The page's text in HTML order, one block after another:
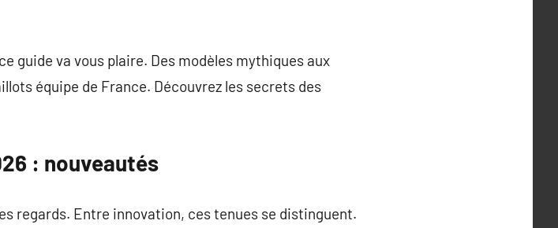
guide va vous plaire. Des modèles mythiques aux
équipe de France. Découvrez les secrets des
: nouveautés
regards. Entre innovation, ces tenues se distinguent.